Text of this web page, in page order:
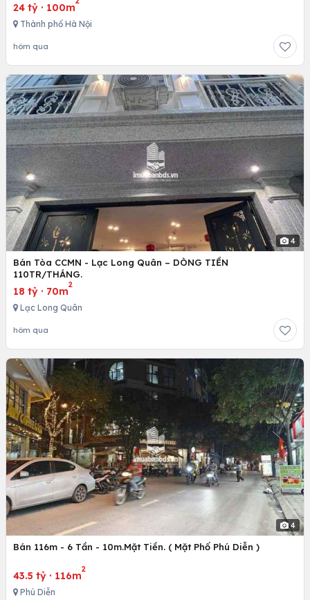
24 tỷ · 100m
Thành phố Hà Nội
hôm qua
4
Bán Tòa CCMN - Lạc Long Quân – DÒNG TIỀN
110TR/THÁNG.
18 tỷ · 70m
2
Lạc Long Quân
hôm qua
4
Bán 116m - 6 Tần - 10m.Mặt Tiền. ( Mặt Phố Phú Diễn )
43.5 tỷ · 116m
2
Phú Diễn